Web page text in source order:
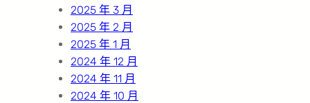
2025 年 3 月
2025 年 2 月
2025 年 1 月
2024 年 12 月
2024 年 11 月
2024 年 10 月